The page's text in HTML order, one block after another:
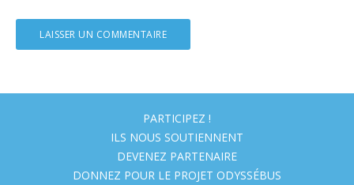
PARTICIPEZ !
ILS NOUS SOUTIENNENT
DEVENEZ PARTENAIRE
DONNEZ POUR LE PROJET ODYSSÉBUS